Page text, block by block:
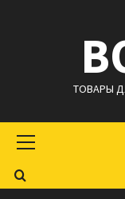
ТОВАРЫ
меню